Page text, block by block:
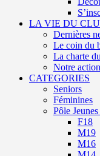
LA VIE DU
Dernières
Le coin du
La charte
Notre
CATEGORIES
Seniors
Féminines
Pôle
F18
M19
M16